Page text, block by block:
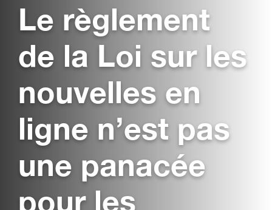
Le règlement
de la Loi sur les
nouvelles en
ligne n’est pas
une panacée
pour les